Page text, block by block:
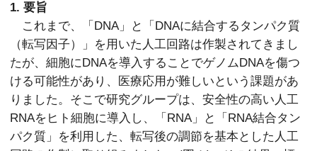
1. 要旨
これまで、「DNA」と「DNAに結合するタンパク質
（転写因子）」を用いた人工回路は作製されてきまし
たが、細胞にDNAを導入することでゲノムDNAを傷つ
ける可能性があり、医療応用が難しいという課題があ
りました。そこで研究グループは、安全性の高い人工
RNAをヒト細胞に導入し、「RNA」と「RNA結合タン
パク質」を利用した、転写後の調節を基本とした人工